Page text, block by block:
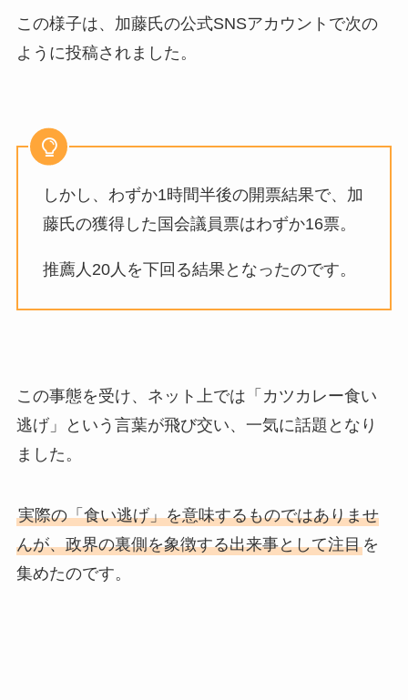
この様子は、加藤氏の公式SNSアカウントで次の
ように投稿されました。
しかし、わずか1時間半後の開票結果で、加
藤氏の獲得した国会議員票はわずか16票。
推薦人20人を下回る結果となったのです。
この事態を受け、ネット上では「カツカレー食い
逃げ」という言葉が飛び交い、一気に話題となり
ました。
実際の「食い逃げ」を意味するものではありませ
んが、政界の裏側を象徴する出来事として注目を
集めたのです。